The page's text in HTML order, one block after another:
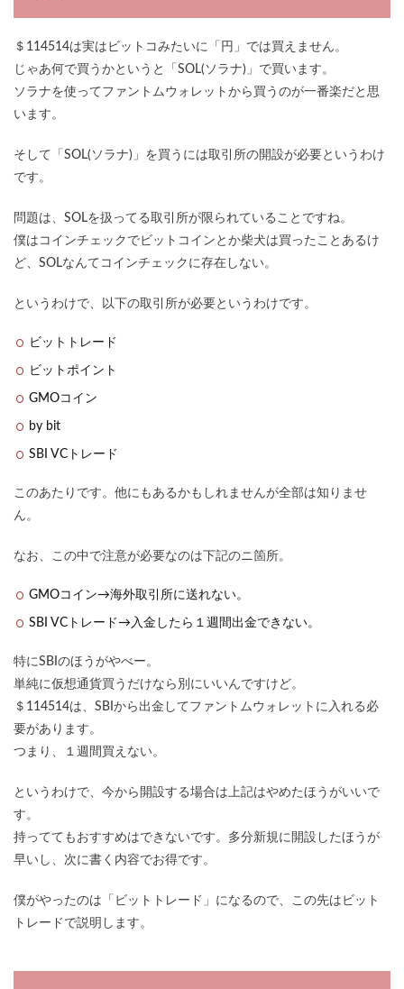
＄114514は実はビットコみたいに「円」では買えません。
じゃあ何で買うかというと「SOL(ソラナ)」で買います。
ソラナを使ってファントムウォレットから買うのが一番楽だと思
います。
そして「SOL(ソラナ)」を買うには取引所の開設が必要というわけ
です。
問題は、SOLを扱ってる取引所が限られていることですね。
僕はコインチェックでビットコインとか柴犬は買ったことあるけ
ど、SOLなんてコインチェックに存在しない。
というわけで、以下の取引所が必要というわけです。
ビットトレード
ビットポイント
GMOコイン
by bit
SBI VCトレード
このあたりです。他にもあるかもしれませんが全部は知りませ
ん。
なお、この中で注意が必要なのは下記のニ箇所。
GMOコイン→海外取引所に送れない。
SBI VCトレード→入金したら１週間出金できない。
特にSBIのほうがやべー。
単純に仮想通貨買うだけなら別にいいんですけど。
＄114514は、SBIから出金してファントムウォレットに入れる必
要があります。
つまり、１週間買えない。
というわけで、今から開設する場合は上記はやめたほうがいいで
す。
持っててもおすすめはできないです。多分新規に開設したほうが
早いし、次に書く内容でお得です。
僕がやったのは「ビットトレード」になるので、この先はビット
トレードで説明します。